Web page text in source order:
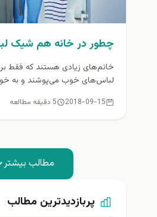
چطور در خانه هم شیک
خانم‌های زیادی هستند که فقط
لباس‌های خوب می‌پوشند و به
2018-09-15 5 دقیقه مطالعه
مطالب بیشتر
پربازدیدترین مطالب